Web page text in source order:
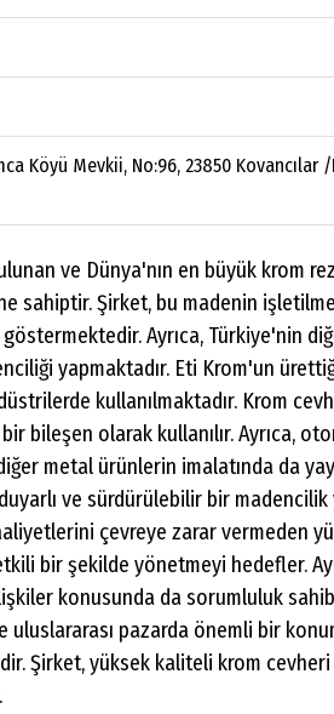
Köyü Mevkii, No:96, 23850 Kovancılar /
ve Dünya'nın en büyük krom
sahiptir. Şirket, bu madenin
Ayrıca, Türkiye'nin
yapmaktadır. Eti Krom'un
kullanılmaktadır. Krom
bileşen olarak kullanılır. Ayrıca,
metal ürünlerin imalatında da
ve sürdürülebilir bir madencilik
çevreye zarar vermeden
bir şekilde yönetmeyi hedefler.
konusunda da sorumluluk
uluslararası pazarda önemli bir
Şirket, yüksek kaliteli krom